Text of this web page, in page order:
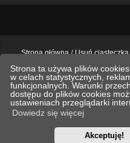
Strona ta używa plików
w celach statystycznych,
funkcjonalnych. Warunki
dostępu do plików cookies
ustawieniach przeglądarki
Dowiedz się więcej
Akceptuję!
Strona główna Usuń
Polityka prywatności.
Technologię dostarcza phpBB ® Forum
Polski pakiet językowy dostarczaphpBB.pl
Style
we_universal created by INVENTEA &
phpBB SEO
Zasady ochrony danych osobowych